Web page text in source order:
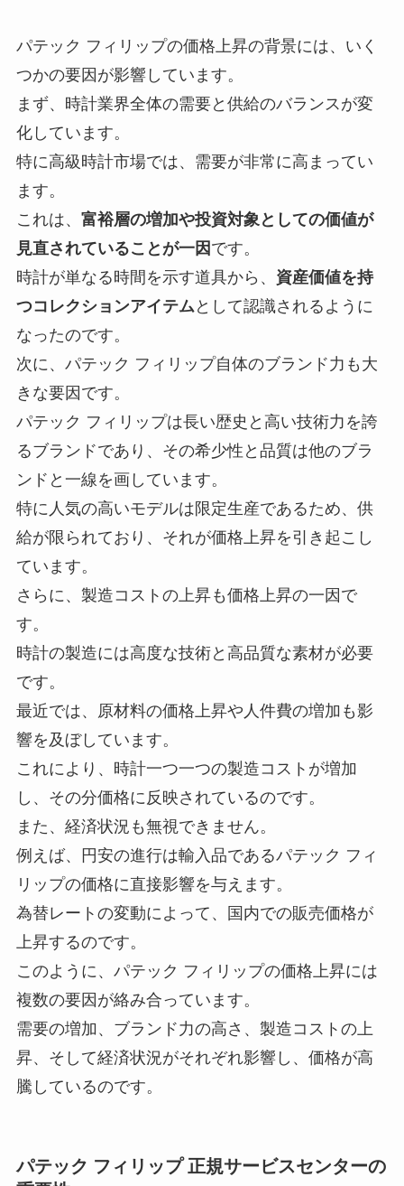
パテック フィリップの価格上昇の背景には、いく
つかの要因が影響しています。
まず、時計業界全体の需要と供給のバランスが変
化しています。
特に高級時計市場では、需要が非常に高まってい
ます。
これは、 富裕層の増加や投資対象としての価値が
見直されていることが一因 です。
時計が単なる時間を示す道具から、 資産価値を持
つコレクションアイテム として認識されるように
なったのです。
次に、パテック フィリップ自体のブランド力も大
きな要因です。
パテック フィリップは長い歴史と高い技術力を誇
るブランドであり、その希少性と品質は他のブラ
ンドと一線を画しています。
特に人気の高いモデルは限定生産であるため、供
給が限られており、それが価格上昇を引き起こし
ています。
さらに、製造コストの上昇も価格上昇の一因で
す。
時計の製造には高度な技術と高品質な素材が必要
です。
最近では、原材料の価格上昇や人件費の増加も影
響を及ぼしています。
これにより、時計一つ一つの製造コストが増加
し、その分価格に反映されているのです。
また、経済状況も無視できません。
例えば、円安の進行は輸入品であるパテック フィ
リップの価格に直接影響を与えます。
為替レートの変動によって、国内での販売価格が
上昇するのです。
このように、パテック フィリップの価格上昇には
複数の要因が絡み合っています。
需要の増加、ブランド力の高さ、製造コストの上
昇、そして経済状況がそれぞれ影響し、価格が高
騰しているのです。
パテック フィリップ 正規サービスセンターの